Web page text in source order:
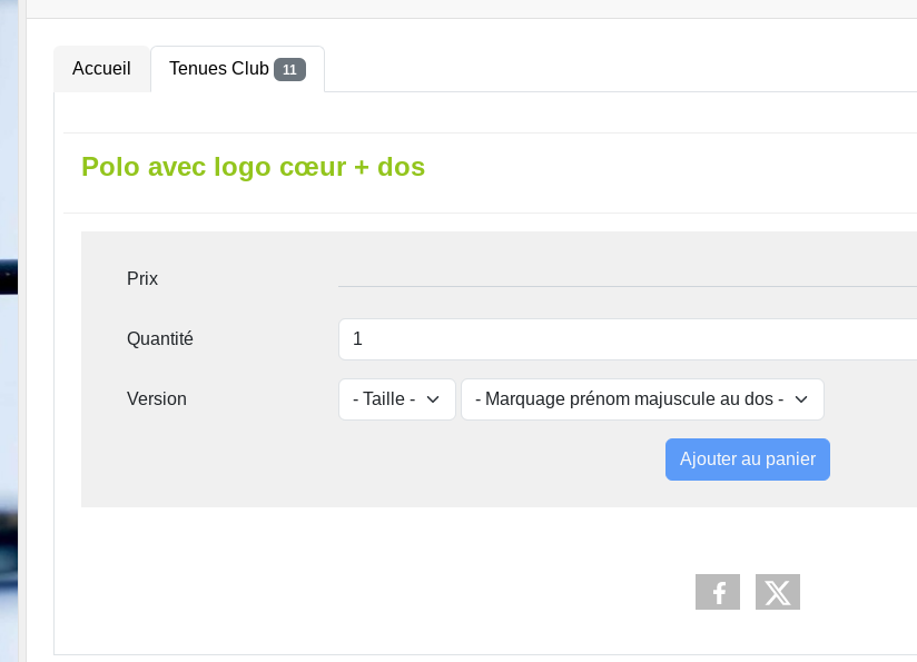
Accueil Tenues Club 11
Polo avec logo cœur + dos
Prix
Quantité
Version
Ajouter au panier